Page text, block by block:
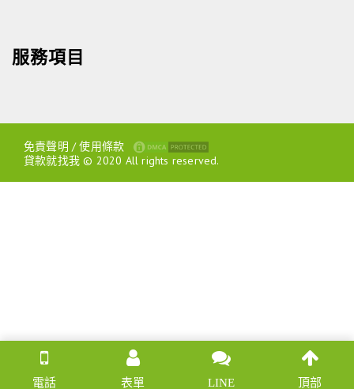
服務項目
免責聲明 /使用條款
貸款就找我 © 2020 All rights reserved.
電話 表單 LINE 頂部